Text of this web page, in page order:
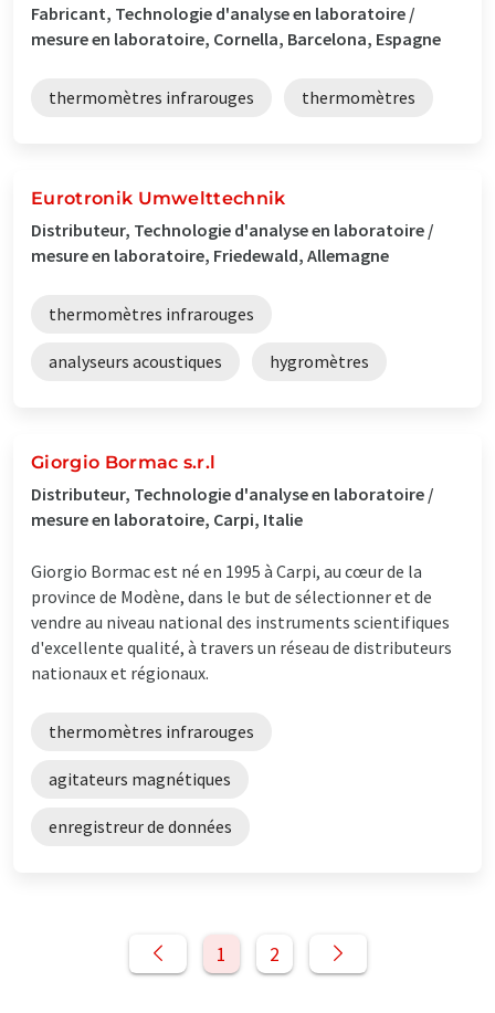
Fabricant, Technologie d'analyse en laboratoire /
mesure en laboratoire, Cornella, Barcelona, Espagne
thermomètres infrarouges thermomètres
Eurotronik Umwelttechnik
Distributeur, Technologie d'analyse en laboratoire /
mesure en laboratoire, Friedewald, Allemagne
thermomètres infrarouges
analyseurs acoustiques hygromètres
Giorgio Bormac s.r.l
Distributeur, Technologie d'analyse en laboratoire /
mesure en laboratoire, Carpi, Italie
Giorgio Bormac est né en 1995 à Carpi, au cœur de la
province de Modène, dans le but de sélectionner et de
vendre au niveau national des instruments scientifiques
d'excellente qualité, à travers un réseau de distributeurs
nationaux et régionaux.
thermomètres infrarouges
agitateurs magnétiques
enregistreur de données
1 2